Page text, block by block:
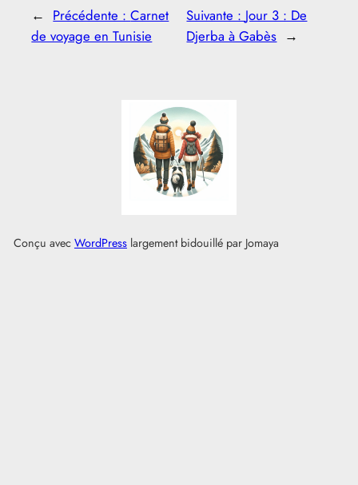
← Précédente :Carnet
de voyage en Tunisie
Suivante : Jour 3 : De
Djerba à Gabès →
Conçu avec WordPresslargement bidouillé par Jomaya